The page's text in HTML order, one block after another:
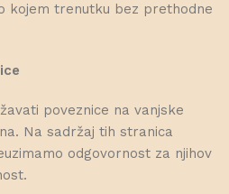
kojem trenutku bez prethodne
poveznice na vanjske
Na sadržaj tih stranica
odgovornost za njihov